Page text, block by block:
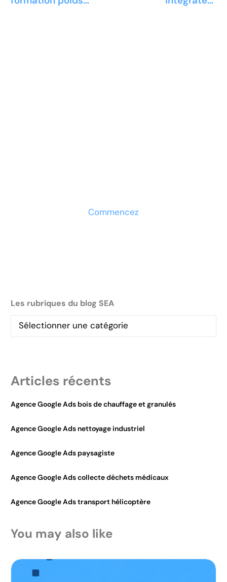
Commencez
Les rubriques du blog SEA
Articles récents
Agence Google Ads bois de chauffage et granulés
Agence Google Ads nettoyage industriel
Agence Google Ads paysagiste
Agence Google Ads collecte déchets médicaux
Agence Google Ads transport hélicoptère
You may also like